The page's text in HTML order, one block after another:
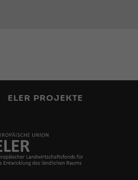
ELER PROJEKTE